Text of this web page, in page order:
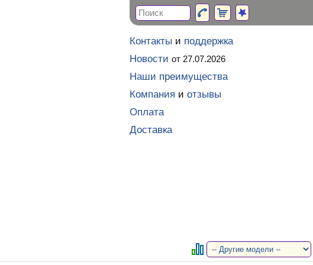
Контакты и поддержка
Новости от 27.07.2026
Наши преимущества
Компания и отзывы
Оплата
Доставка